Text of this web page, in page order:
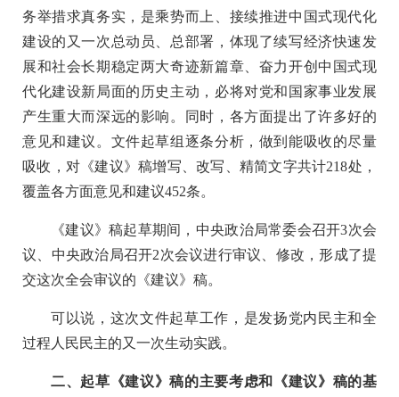
务举措求真务实，是乘势而上、接续推进中国式现代化
建设的又一次总动员、总部署，体现了续写经济快速发
展和社会长期稳定两大奇迹新篇章、奋力开创中国式现
代化建设新局面的历史主动，必将对党和国家事业发展
产生重大而深远的影响。同时，各方面提出了许多好的
意见和建议。文件起草组逐条分析，做到能吸收的尽量
吸收，对《建议》稿增写、改写、精简文字共计218处，
覆盖各方面意见和建议452条。
《建议》稿起草期间，中央政治局常委会召开3次会
议、中央政治局召开2次会议进行审议、修改，形成了提
交这次全会审议的《建议》稿。
可以说，这次文件起草工作，是发扬党内民主和全
过程人民民主的又一次生动实践。
二、起草《建议》稿的主要考虑和《建议》稿的基